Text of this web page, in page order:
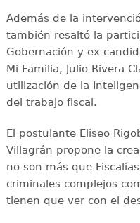
Además de la
también resaltó la
Gobernación y ex
Mi Familia, Julio Rivera
utilización de la
del trabajo fiscal.
El postulante Eliseo
Villagrán propone la
no son más que
criminales complejos
tienen que ver con el